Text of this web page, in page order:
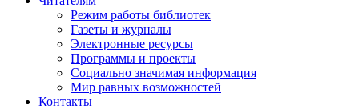
Режим работы библиотек
Газеты и журналы
Электронные ресурсы
Программы и проекты
Социально значимая информация
Мир равных возможностей
Контакты